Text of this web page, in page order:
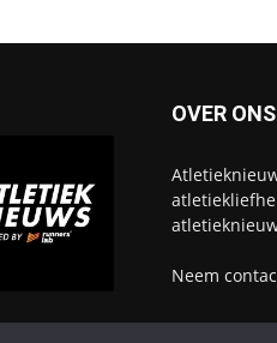
OVER ONS
Neem